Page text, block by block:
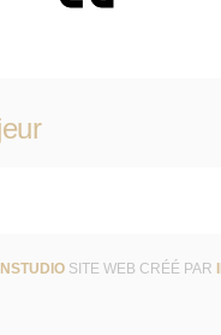
SITE WEB CRÉÉ PAR